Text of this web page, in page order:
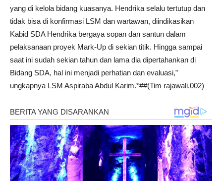
yang di kelola bidang kuasanya. Hendrika selalu tertutup dan
tidak bisa di konfirmasi LSM dan wartawan, diindikasikan
Kabid SDA Hendrika bergaya sopan dan santun dalam
pelaksanaan proyek Mark-Up di sekian titik. Hingga sampai
saat ini sudah sekian tahun dan lama dia dipertahankan di
Bidang SDA, hal ini menjadi perhatian dan evaluasi,”
ungkapnya LSM Aspiraba Abdul Karim.*##(Tim rajawali.002)